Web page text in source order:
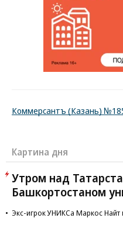
Коммерсантъ (Казань)
Картина дня
Утром над
Башкортостаном
Экс-игрок УНИКСа Маркос